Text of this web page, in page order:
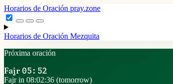
Horarios de Oración pray.zone
Horarios de Oración Mezquita
Próxima oración
Fajr 05:52
Fajr in 08:02:35 (tomorrow)